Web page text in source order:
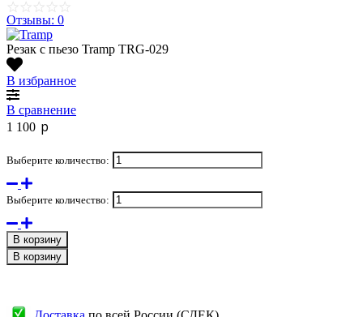
Отзывы: 0
Резак с пьезо Tramp TRG-029
В избранное
В сравнение
1 100 p
Выберите количество:
Выберите количество:
В корзину
В корзину